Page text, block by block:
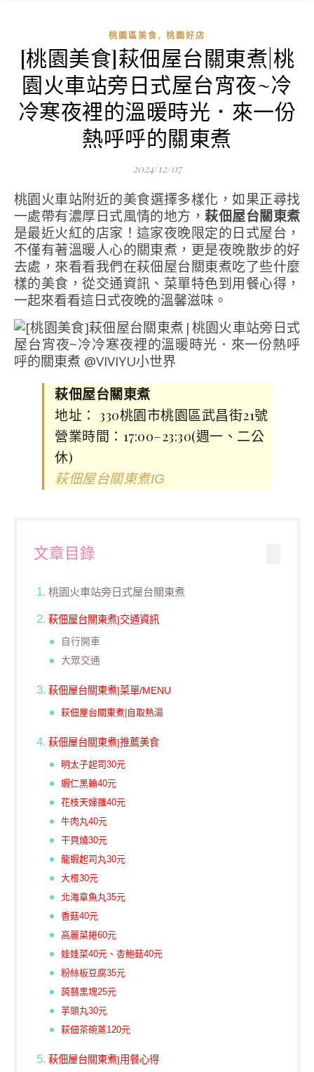
桃園區美食 , 桃園好店
[桃園美食]萩佃屋台關東煮|桃
園火車站旁日式屋台宵夜~冷
冷寒夜裡的溫暖時光．來一份
熱呼呼的關東煮
2024/12/07
桃園火車站附近的美食選擇多樣化，如果正尋找
一處帶有濃厚日式風情的地方，萩佃屋台關東煮
是最近火紅的店家！這家夜晚限定的日式屋台，
不僅有著溫暖人心的關東煮，更是夜晚散步的好
去處，來看看我們在萩佃屋台關東煮吃了些什麼
樣的美食，從交通資訊、菜單特色到用餐心得，
一起來看看這日式夜晚的溫馨滋味。
萩佃屋台關東煮
地址： 330桃園市桃園區武昌街21號
營業時間：17:00–23:30(週一、二公
休)
萩佃屋台關東煮IG
文章目錄
桃園火車站旁日式屋台關東煮
萩佃屋台關東煮|交通資訊
自行開車
大眾交通
萩佃屋台關東煮|菜單/MENU
萩佃屋台關東煮|自取熱湯
萩佃屋台關東煮|推薦美食
明太子起司30元
蝦仁黑輪40元
花枝天婦羅40元
牛肉丸40元
干貝燒30元
龍蝦起司丸30元
大根30元
北海章魚丸35元
香菇40元
高麗菜捲60元
娃娃菜40元、杏鮑菇40元
粉絲板豆腐35元
蒟蒻黑塊25元
芋頭丸30元
萩佃茶碗蒸120元
萩佃屋台關東煮|用餐心得